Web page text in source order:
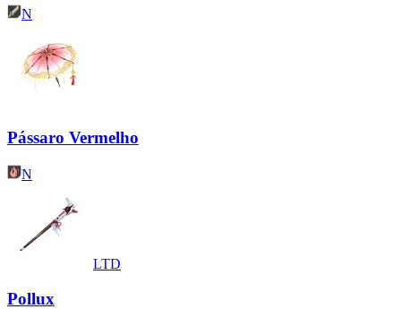
N
Pássaro Vermelho
N
LTD
Pollux